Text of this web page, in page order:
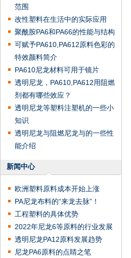
范围
改性塑料在生活中的实际应用
聚酰胺PA6和PA66的性能与结构
可赋予PA610,PA612原料色彩的
特效颜料简介
PA610尼龙材料可用于镜片
透明尼龙，PA610,PA612用阻燃
剂都有哪些效应？
透明尼龙等塑料注塑机的一些小
知识
透明尼龙与阻燃尼龙与的一些性
能介绍
新闻中心
欧洲塑料原料成本开始上涨
PA尼龙布料的“来龙去脉”！
工程塑料的具体优势
2022年尼龙6等原料的行业发展
透明尼龙PA12原料发展趋势
尼龙PA6原料的点睛之笔